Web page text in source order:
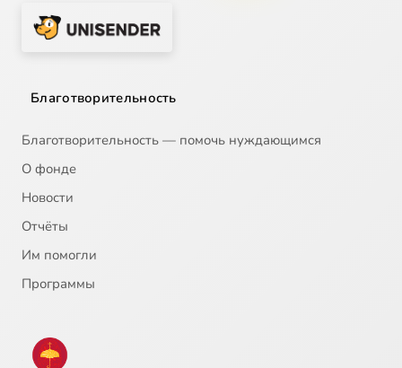
Благотворительность
Благотворительность — помочь нуждающимся
О фонде
Новости
Отчёты
Им помогли
Программы